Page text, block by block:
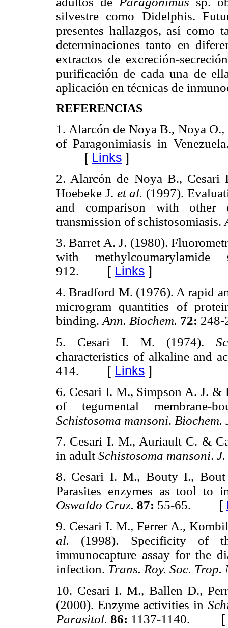
silvestre como Didelphis.
presentes hallazgos, así como
determinaciones tanto en
extractos de excreción-
purificación de cada una de
aplicación en técnicas de
REFERENCIAS
1. Alarcón de Noya B., Noya
of Paragonimiasis in
[ Links ]
2. Alarcón de Noya B., Cesari
Hoebeke J. et al. (1997).
and comparison with
transmission of schistosomiasis.
3.Barret A. J. (1980).
with methylcoumarylamide
912. [ Links ]
4.Bradford M. (1976). A rapid
microgram quantities of
binding.Ann. Biochem. 72: 248-
5. Cesari I. M. (1974).
characteristics of alkaline and
414. [ Links ]
6. Cesari I. M., Simpson A. J. &
of tegumental membrane-
Schistosoma mansoni. Biochem.
7. Cesari I. M., Auriault C. &
in adult Schistosoma mansoni.
8. Cesari I. M., Bouty I.,
Parasites enzymes as tool to
Oswaldo Cruz. 87: 55-65. [
9. Cesari I. M., Ferrer A.,
al. (1998). Specificity of
immunocapture assay for the
infection. Trans. Roy. Soc.
10. Cesari I. M., Ballen D.,
(2000). Enzyme activities in
Parasitol. 86: 1137-1140. [